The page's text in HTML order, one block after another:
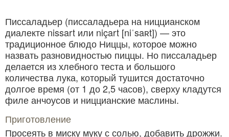
Писсаладьер (писсаладьера на ниццианском
диалекте nissart или niçart [niˈsaʀt]) — это
традиционное блюдо Ниццы, которое можно
назвать разновидностью пиццы. Но писсаладьер
делается из хлебного теста и большого
количества лука, который тушится достаточно
долгое время (от 1 до 2,5 часов), сверху кладутся
филе анчоусов и ниццианские маслины.
Приготовление
Просеять в миску муку с солью, добавить дрожжи.